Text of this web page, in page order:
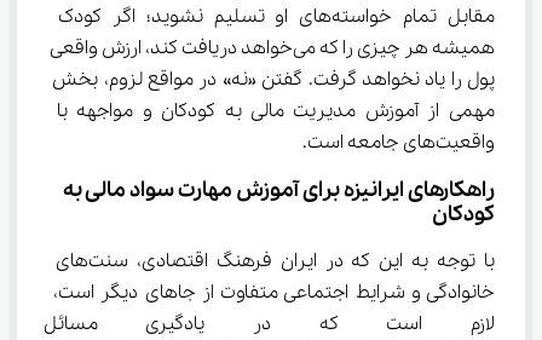
مقابل تمام خواسته‌های او تسلیم نشوید؛ اگر کودک
همیشه هر چیزی را که می‌خواهد دریافت کند، ارزش واقعی
پول را یاد نخواهد گرفت. گفتن «نه» در مواقع لزوم، بخش
مهمی از آموزش مدیریت مالی به کودکان و مواجهه با
واقعیت‌های جامعه است.
راهکارهای ایرانیزه برای آموزش مهارت سواد مالی به
کودکان
با توجه به این که در ایران فرهنگ اقتصادی، سنت‌های
خانوادگی و شرایط اجتماعی متفاوت از جاهای دیگر است،
لازم است که در یادگیری مسائل